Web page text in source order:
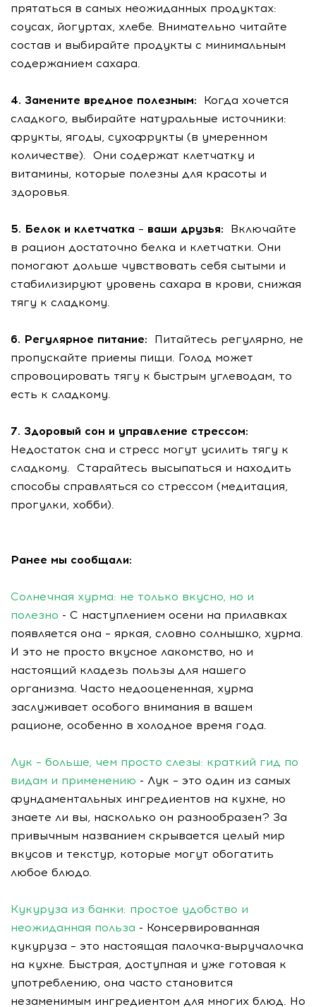
прятаться в самых неожиданных продуктах:
соусах, йогуртах, хлебе. Внимательно читайте
состав и выбирайте продукты с минимальным
содержанием сахара.
4. Замените вредное полезным:
Когда хочется
сладкого, выбирайте натуральные источники:
фрукты, ягоды, сухофрукты (в умеренном
количестве). Они содержат клетчатку и
витамины, которые полезны для красоты и
здоровья.
5. Белок и клетчатка – ваши друзья: Включайте
в рацион достаточно белка и клетчатки. Они
помогают дольше чувствовать себя сытыми и
стабилизируют уровень сахара в крови, снижая
тягу к сладкому.
6. Регулярное питание: Питайтесь регулярно, не
пропускайте приемы пищи. Голод может
спровоцировать тягу к быстрым углеводам, то
есть к сладкому.
7. Здоровый сон и управление стрессом:
Недостаток сна и стресс могут усилить тягу к
сладкому. Старайтесь высыпаться и находить
способы справляться со стрессом (медитация,
прогулки, хобби).
Ранее мы сообщали:
Солнечная хурма: не только вкусно, но и
полезно - С наступлением осени на прилавках
появляется она – яркая, словно солнышко, хурма.
И это не просто вкусное лакомство, но и
настоящий кладезь пользы для нашего
организма. Часто недооцененная, хурма
заслуживает особого внимания в вашем
рационе, особенно в холодное время года.
Лук – больше, чем просто слезы: краткий гид по
видам и применению - Лук – это один из самых
фундаментальных ингредиентов на кухне, но
знаете ли вы, насколько он разнообразен? За
привычным названием скрывается целый мир
вкусов и текстур, которые могут обогатить
любое блюдо.
Кукуруза из банки: простое удобство и
неожиданная польза - Консервированная
кукуруза – это настоящая палочка-выручалочка
на кухне. Быстрая, доступная и уже готовая к
употреблению, она часто становится
незаменимым ингредиентом для многих блюд. Но